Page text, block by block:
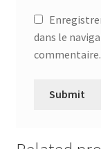
dans le
commentaire.